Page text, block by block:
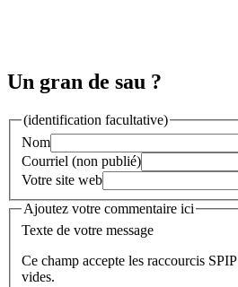
Un gran de sau ?
(identification facultative)
Nom
Courriel (non publié)
Votre site web
Ajoutez votre commentaire ici
Texte de votre message
Ce champ accepte les raccourcis SPIP
vides.